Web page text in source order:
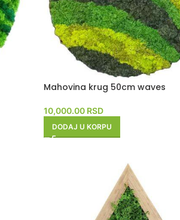
Mahovina krug 50cm waves
10,000.00 RSD
DODAJ U KORPU